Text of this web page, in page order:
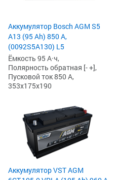
Аккумулятор Bosch AGM S5
А13 (95 Ah) 850 А,
(0092S5A130) L5
Ёмкость 95 А·ч,
Полярность обратная [- +],
Пусковой ток 850 А,
353x175x190
Аккумулятор VST AGM